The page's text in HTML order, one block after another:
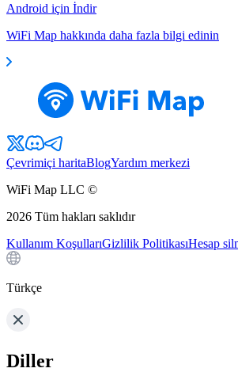
Android için İndir
WiFi Map hakkında daha fazla bilgi edinin
Çevrimiçi haritaBlogYardım merkezi
WiFi Map LLC ©
2026 Tüm hakları saklıdır
Kullanım KoşullarıGizlilik PolitikasıHesap
Türkçe
Diller